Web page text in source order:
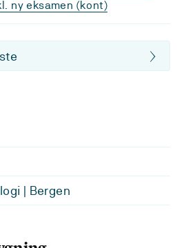
ny eksamen (kont)
| Bergen